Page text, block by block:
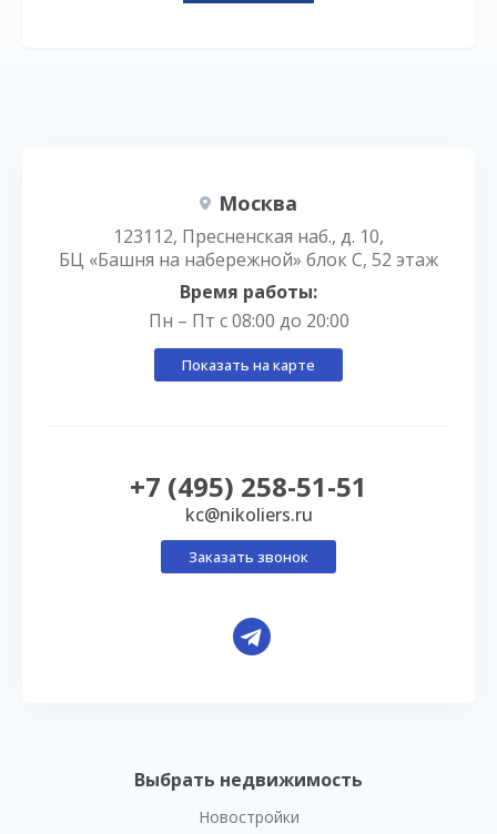
Выбрать недвижимость
Новостройки
Москва
123112, Пресненская наб., д. 10,
БЦ «Башня на набережной» блок С, 52 этаж
Время работы:
Пн – Пт с 08:00 до 20:00
Показать на карте
+7 (495) 258-51-51
kc@nikoliers.ru
Заказать звонок